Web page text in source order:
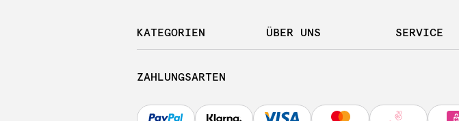
KATEGORIEN ÜBER UNS SERVICE
ZAHLUNGSARTEN